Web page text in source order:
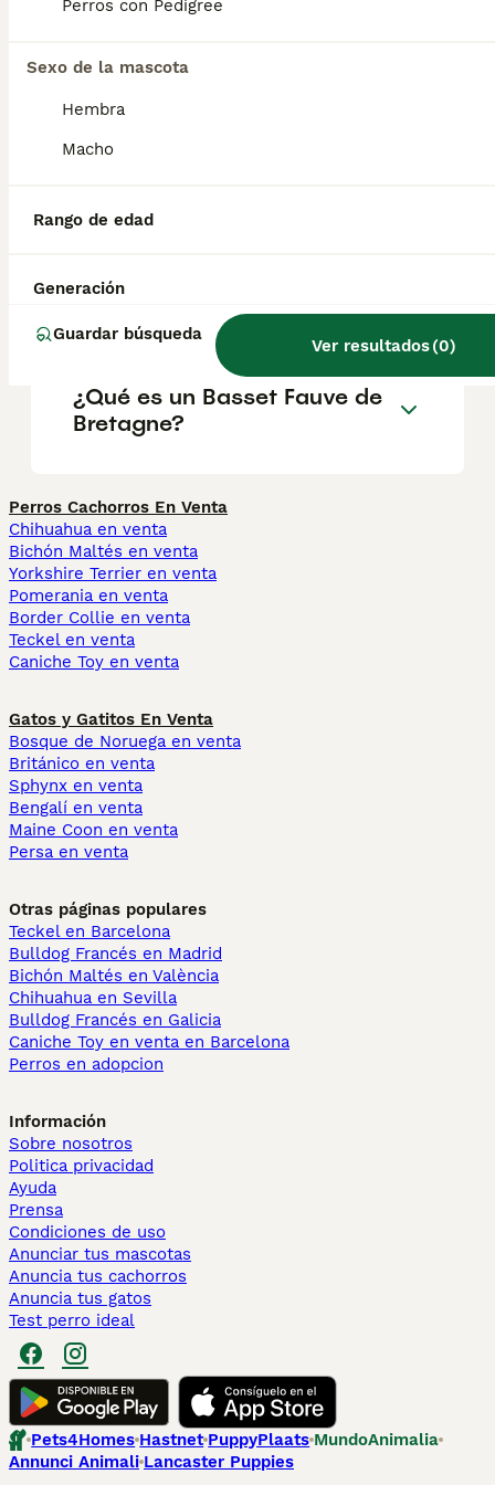
Perros con Pedigree
Sexo de la mascota
Hembra
Macho
Rango de edad
Generación
Guardar búsqueda
Ver resultados(0)
puerta.
¿Qué tamaño tiene un
de Bretagne aboie beaucoup
¿Qué es un Basset Fauve de
Bretagne?
Perros Cachorros En Venta
Chihuahua en venta
Bichón Maltés en venta
Yorkshire Terrier en venta
Pomerania en venta
Border Collie en venta
Teckel en venta
Caniche Toy en venta
Gatos y Gatitos En Venta
Bosque de Noruega en venta
Británico en venta
Sphynx en venta
Bengalí en venta
Maine Coon en venta
Persa en venta
Otras páginas populares
Teckel en Barcelona
Bulldog Francés en Madrid
Bichón Maltés en València
Chihuahua en Sevilla
Bulldog Francés en Galicia
Caniche Toy en venta en Barcelona
Perros en adopcion
Información
Sobre nosotros
Politica privacidad
Ayuda
Prensa
Condiciones de uso
Anunciar tus mascotas
Anuncia tus cachorros
Anuncia tus gatos
Test perro ideal
Pets4Homes Hastnet PuppyPlaats MundoAnimalia
Annunci Animali Lancaster Puppies